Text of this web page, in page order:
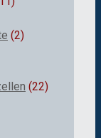
(2)
(22)